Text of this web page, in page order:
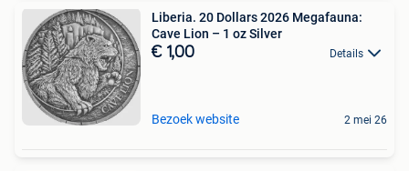
Liberia. 20 Dollars 2026 Megafauna:
Cave Lion – 1 oz Silver
€ 1,00 Details
Bezoek website 2 mei 26